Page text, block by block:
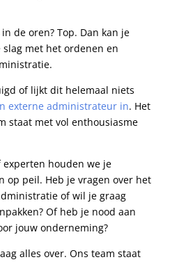
de oren? Top. Dan kan je
met het ordenen en
of lijkt dit helemaal niets
externe administrateur in. Het
staat met vol enthousiasme
houden we je
op peil. Heb je vragen over het
of wil je graag
Of heb je nood aan
jouw onderneming?
alles over. Ons team staat